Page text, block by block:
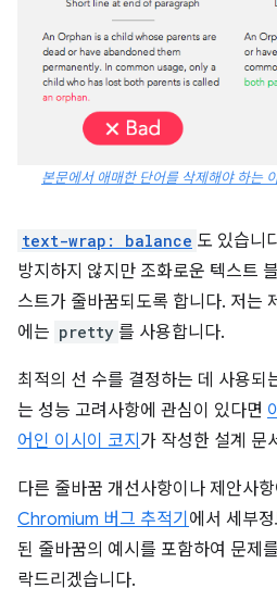
본문에서 애매한 단어를 삭제해야 하는
text-wrap: balance 도 있습니
방지하지 않지만 조화로운 텍스트
스트가 줄바꿈되도록 합니다. 저는
에는 pretty 를 사용합니다.
최적의 선 수를 결정하는 데 사용되
는 성능 고려사항에 관심이 있다면
어인 이시이 코지 가 작성한 설계 문
다른 줄바꿈 개선사항이나 제안사
Chromium 버그 추적기 에서 세부
된 줄바꿈의 예시를 포함하여 문제
락드리겠습니다.